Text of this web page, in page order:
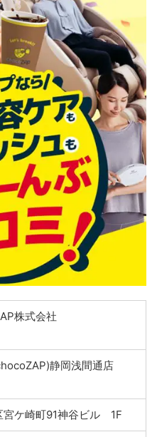
株式会社
静岡浅間通店
宮ケ崎町91神谷ビル 1F